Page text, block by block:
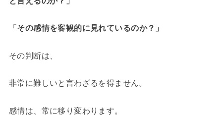
「 その感情を客観的に見れているのか？」
その判断は、
非常に難しいと言わざるを得ません。
感情は、常に移り変わります。